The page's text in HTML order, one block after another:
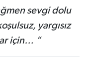
sevgi dolu
yargısız
için… “